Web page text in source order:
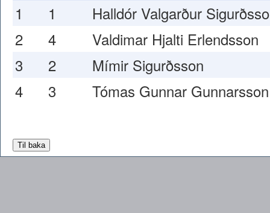
1 1
Halldór Valgarður
2
4
Valdimar Hjalti Erlendsson
3
2
Mímir Sigurðsson
4
3 Tómas Gunnar